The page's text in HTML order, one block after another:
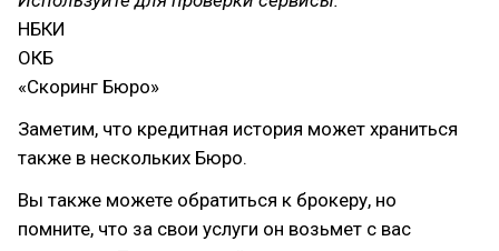
НБКИ
ОКБ
«Скоринг Бюро»
Заметим, что кредитная история может храниться
также в нескольких Бюро.
Вы также можете обратиться к брокеру, но
помните, что за свои услуги он возьмет с вас